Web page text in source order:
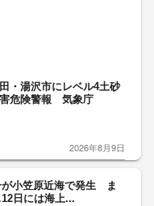
・湯沢市にレベル4土砂
危険警報 気象庁
2026年8月9日
が小笠原近海で発生 ま
日には海上...